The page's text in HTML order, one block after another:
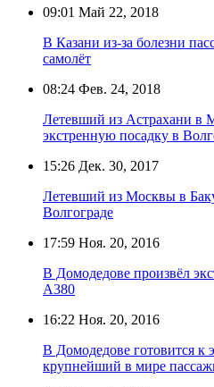
09:01 Май 22, 2018
В Казани из-за болезни
самолёт
08:24 Фев. 24, 2018
Летевший из Астрахани в
экстренную посадку в
15:26 Дек. 30, 2017
Летевший из Москвы в
Волгограде
17:59 Ноя. 20, 2016
В Домодедове произвёл
А380
16:22 Ноя. 20, 2016
В Домодедове готовится к
крупнейший в мире